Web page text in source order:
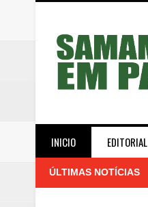
INICIO EDITORIAL
ÚLTIMAS NOTÍCIAS